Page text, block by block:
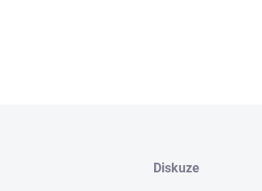
Diskuze